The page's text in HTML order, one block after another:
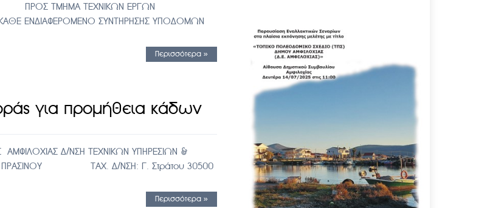
ΕΡΓΩΝ
ΥΠΟΔΟΜΩΝ
Περισσότερα »
για προμήθεια κάδων
Δ/ΝΣΗ ΤΕΧΝΙΚΩΝ ΥΠΗΡΕΣΙΩΝ &
& ΠΡΑΣΙΝΟΥ ΤΑΧ. Δ/ΝΣΗ: Γ. Στράτου 30500
Περισσότερα »